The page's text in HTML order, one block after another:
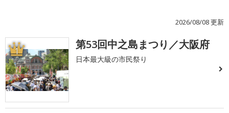
2026/08/08 更新
1 第53回中之島まつり／大阪府
日本最大級の市民祭り